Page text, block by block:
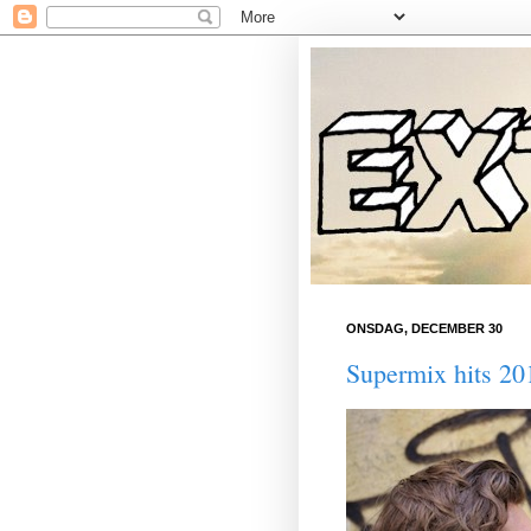
ONSDAG, DECEMBER 30
Supermix hits